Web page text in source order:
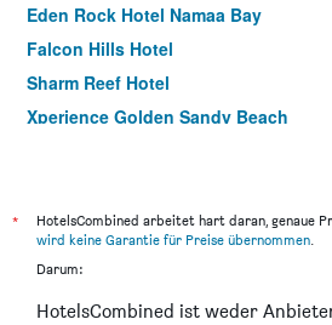
Eden Rock Hotel Namaa Bay
Falcon Hills Hotel
Sharm Reef Hotel
Xperience Golden Sandy Beach
Sunrise Tirana Aqua Park Resort
*
HotelsCombined arbeitet hart daran, genaue
wird keine Garantie für Preise übernommen.
Darum:
HotelsCombined ist weder